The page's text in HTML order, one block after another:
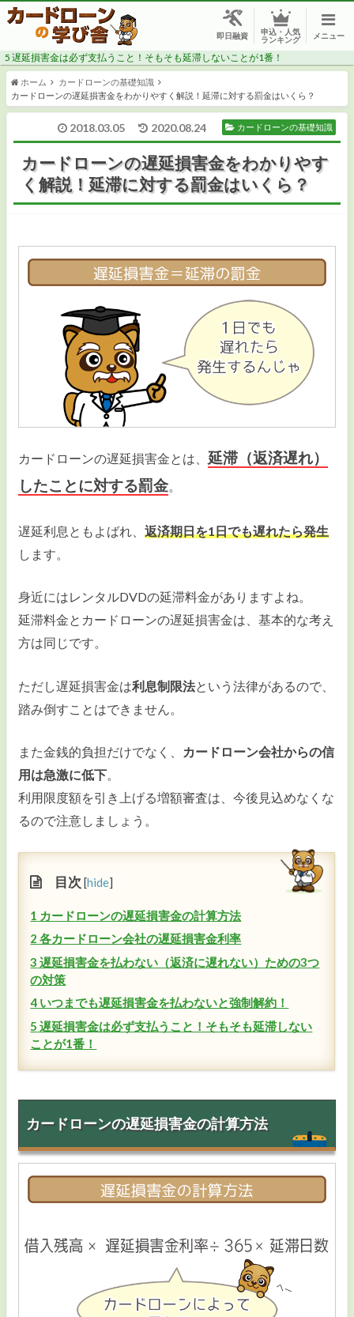
即日融資
申込・人気
ランキング
メニュー
安心感のある銀行で借りたい
審査に自信がない
総量規制対象外で年収の1/3以上借りたい
毎月の返済額が安い
スマホ1つで申し込みたい
収入証明書を出したくない
複数の借入を1つにまとめたい
専業主婦で収入ゼロでも借りたい
即日融資
カードローンの審査
カードローンの金利
カードローンの返済
おまとめローン
ビジネスローン
5 遅延損害金は必ず支払うこと！そもそも延滞しないことが1番！
ホーム
カードローンの基礎知識
カードローンの遅延損害金をわかりやすく解説！延滞に対する罰金はいくら？
2018.03.05 2020.08.24 カードローンの基礎知識
カードローンの遅延損害金をわかりやす
く解説！延滞に対する罰金はいくら？
カードローンの遅延損害金とは、 延滞（返済遅れ）
したことに対する罰金。
遅延利息ともよばれ、返済期日を1日でも遅れたら発生
します。
身近にはレンタルDVDの延滞料金がありますよね。
延滞料金とカードローンの遅延損害金は、基本的な考え
方は同じです。
ただし遅延損害金は利息制限法という法律があるので、
踏み倒すことはできません。
また金銭的負担だけでなく、 カードローン会社からの信
用は急激に低下。
利用限度額を引き上げる増額審査は、今後見込めなくな
るので注意しましょう。
目次[hide]
1 カードローンの遅延損害金の計算方法
2 各カードローン会社の遅延損害金利率
3 遅延損害金を払わない（返済に遅れない）ための3つ
の対策
4 いつまでも遅延損害金を払わないと強制解約！
5 遅延損害金は必ず支払うこと！そもそも延滞しない
ことが1番！
カードローンの遅延損害金の計算方法